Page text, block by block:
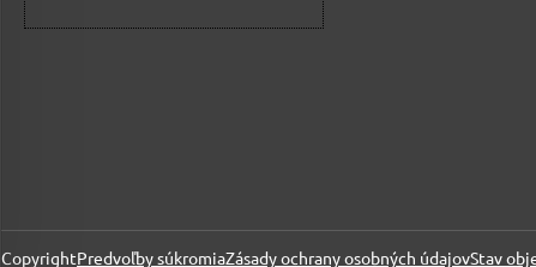
CopyrightPredvoľby súkromiaZásady ochrany osobných údajovStav